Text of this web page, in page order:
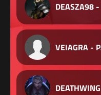
DEASZA98
VEIAGRA -